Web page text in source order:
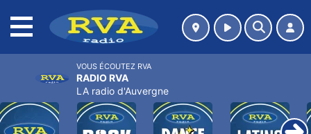
VOUS ÉCOUTEZ RVA
RADIO RVA
LA radio d'Auvergne